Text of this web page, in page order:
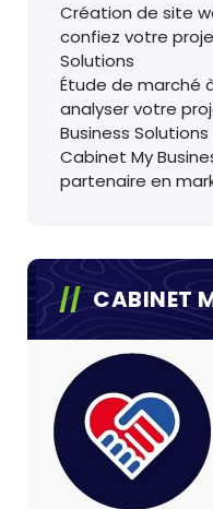
Création de site
confiez votre
Solutions
Étude de marché
analyser votre
Business Solutions
Cabinet My
partenaire en
CABINET